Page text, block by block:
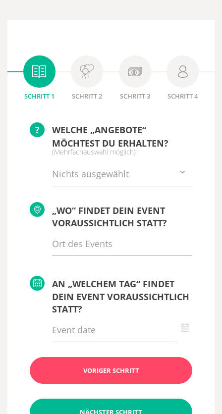
SCHRITT 1 SCHRITT 2 SCHRITT 3 SCHRITT 4
?
WELCHE „ANGEBOTE“
MÖCHTEST DU ERHALTEN?
(Mehrfachauswahl möglich)
Nichts ausgewählt
„WO“ FINDET DEIN EVENT
VORAUSSICHTLICH STATT?
AN „WELCHEM TAG“ FINDET
DEIN EVENT VORAUSSICHTLICH
STATT?
VORIGER SCHRITT
NÄCHSTER SCHRITT